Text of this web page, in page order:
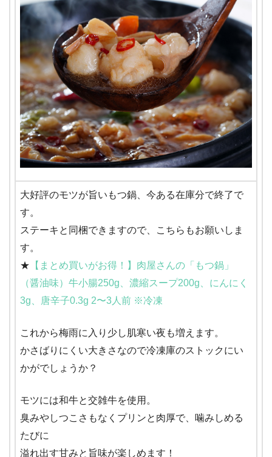
大好評のモツが旨いもつ鍋、今ある在庫分で終了で
す。
ステーキと同梱できますので、こちらもお願いしま
す。
★ 【まとめ買いがお得！】肉屋さんの「もつ鍋」
（醤油味）牛小腸250g、濃縮スープ200g、にんにく
3g、唐辛子0.3g 2〜3人前 ※冷凍
これから梅雨に入り少し肌寒い夜も増えます。
かさばりにくい大きさなので冷凍庫のストックにい
かがでしょうか？
モツには和牛と交雑牛を使用。
臭みやしつこさもなくプリンと肉厚で、噛みしめる
たびに
溢れ出す甘みと旨味が楽しめます！